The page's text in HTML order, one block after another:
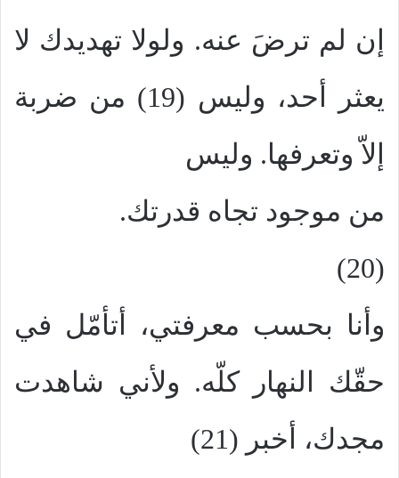
إن لم ترضَ عنه. ولولا تهديدك لا
يعثر أحد، وليس (19) من ضربة
إلاّ وتعرفها. وليس
من موجود تجاه قدرتك.
(20)
وأنا بحسب معرفتي، أتأمّل في
حقّك النهار كلّه. ولأني شاهدت
مجدك، أخبر (21)